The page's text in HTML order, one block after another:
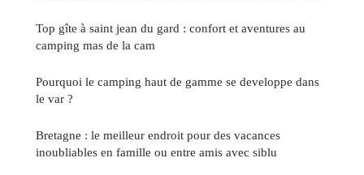
Top gîte à saint jean du gard : confort et aventures au
camping mas de la cam
Pourquoi le camping haut de gamme se developpe dans
le var ?
Bretagne : le meilleur endroit pour des vacances
inoubliables en famille ou entre amis avec siblu